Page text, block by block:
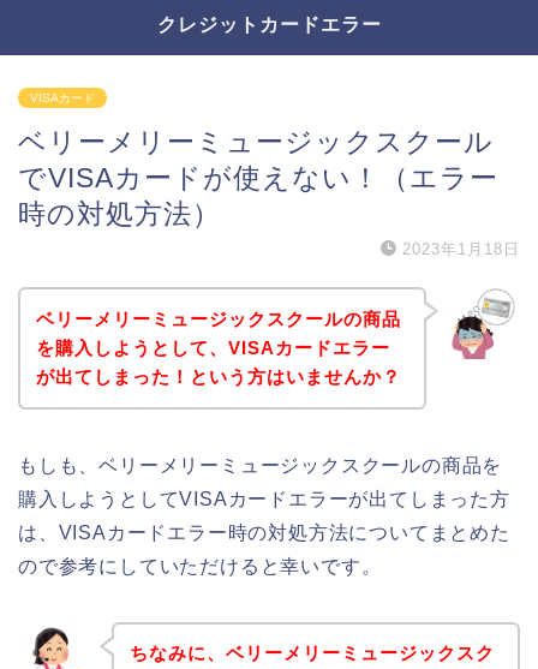
クレジットカードエラー
VISAカード
ベリーメリーミュージックスクール
でVISAカードが使えない！（エラー
時の対処方法）
2023年1月18日
ベリーメリーミュージックスクールの商品
を購入しようとして、VISAカードエラー
が出てしまった！という方はいませんか？
もしも、ベリーメリーミュージックスクールの商品を
購入しようとしてVISAカードエラーが出てしまった方
は、VISAカードエラー時の対処方法についてまとめた
ので参考にしていただけると幸いです。
ちなみに、ベリーメリーミュージックスク